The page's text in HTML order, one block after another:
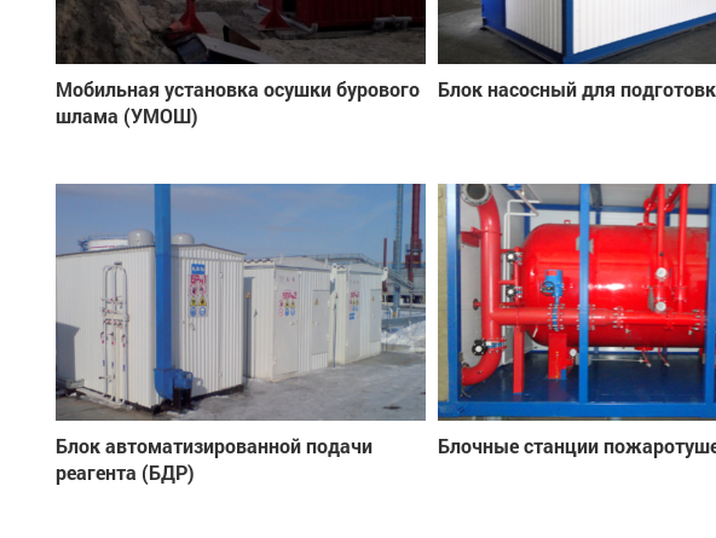
Мобильная установка осушки бурового
шлама (УМОШ)
Блок насосный для
Блок автоматизированной подачи
реагента (БДР)
Блочные станции